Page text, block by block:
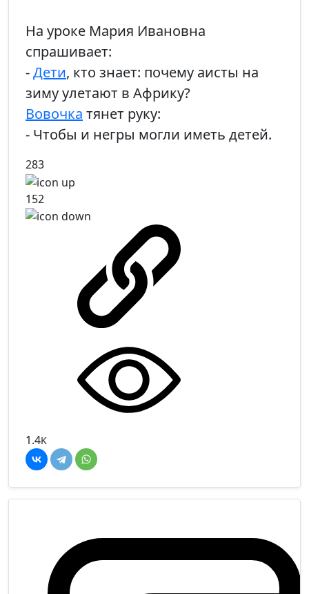
На уроке Мария Ивановна
спрашивает:
-Дети, кто знает: почему аисты на
зиму улетают в Африку?
Вовочка тянет руку:
- Чтобы и негры могли иметь детей.
283
152
1.4K